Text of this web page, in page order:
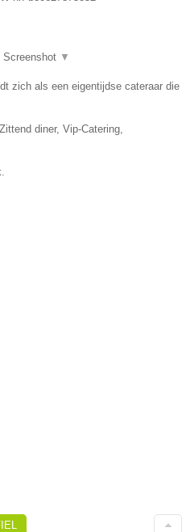
Screenshot ▼
zich als een eigentijdse cateraar die
diner, Vip-Catering,